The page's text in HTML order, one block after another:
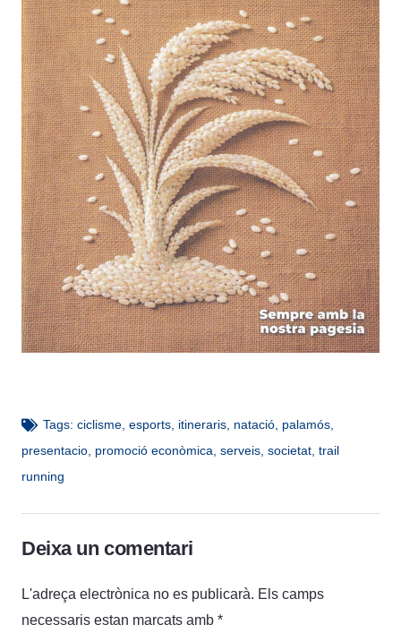
Tags: ciclisme, esports, itineraris, natació, palamós,
presentacio promoció econòmica serveis societat trail
running
Deixa un comentari
L'adreça electrònica no es publicarà. Els camps
necessaris estan marcats amb *